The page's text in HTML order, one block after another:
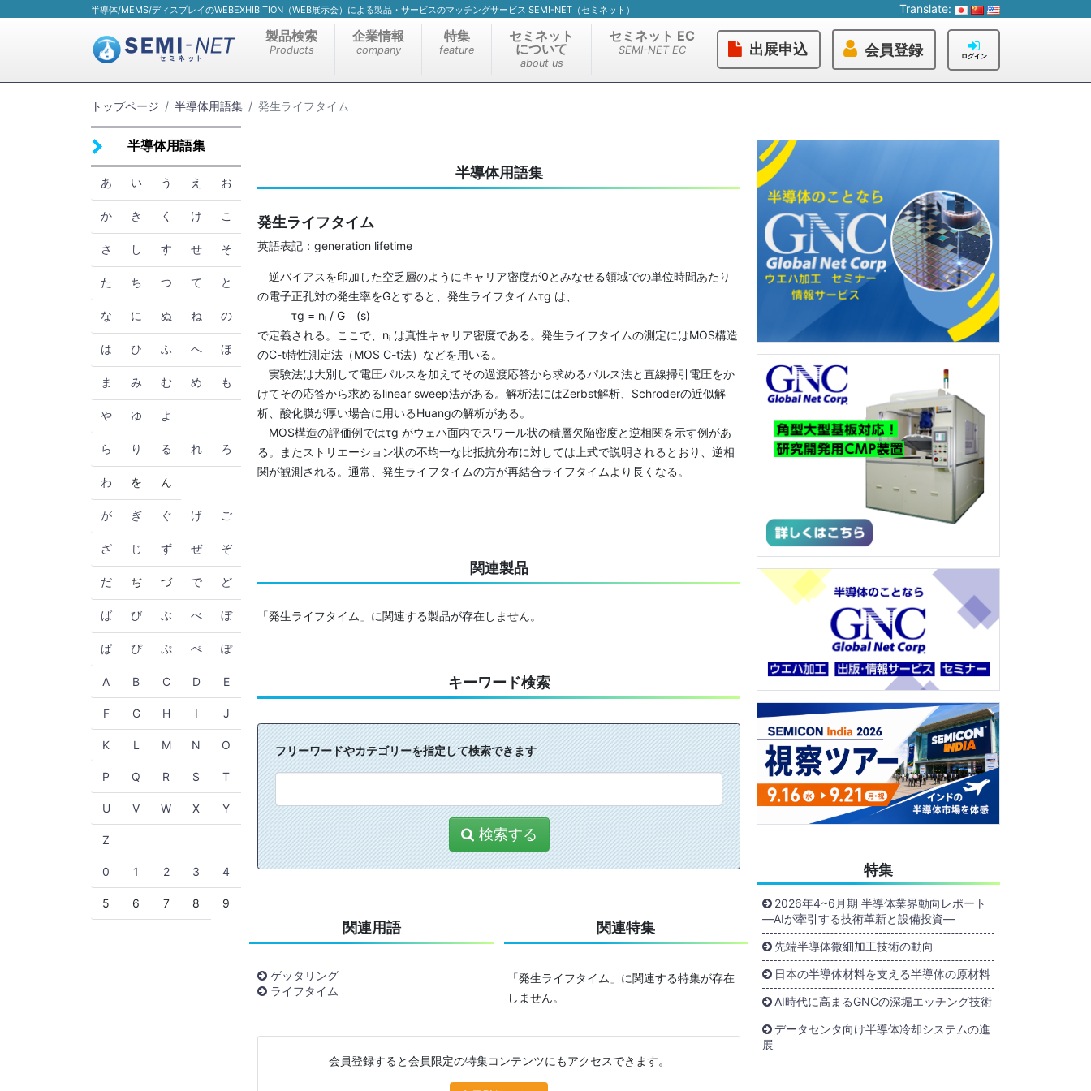
半導体/MEMS/ディスプレイのWEBEXHIBITION（WEB展示会）による製品・サービスのマッチングサービス SEMI-NET（セミネット） Translate:
製品検索
Products
企業情報
company
特集
feature
セミネット
について
about us
セミネット EC
SEMI-NET EC 出展申込 会員登録 ログイン
トップページ 半導体用語集 発生ライフタイム
半導体用語集
あ い う え お
か き く け こ
さ し す せ そ
た ち つ て と
な に ぬ ね の
は ひ ふ へ ほ
ま み む め も
や ゆ よ
ら り る れ ろ
わ を ん
が ぎ ぐ げ ご
ざ じ ず ぜ ぞ
だ ぢ づ で ど
ば び ぶ べ ぼ
ぱ ぴ ぷ ぺ ぽ
A B C D E
F G H I J
K L M N O
P Q R S T
U V W X Y
Z
0 1 2 3 4
5 6 7 8 9
半導体用語集
発生ライフタイム
英語表記：generation lifetime
逆バイアスを印加した空乏層のようにキャリア密度が0とみなせる領域での単位時間あたり
の電子正孔対の発生率をGとすると、発生ライフタイムτg は、
τg = nᵢ / G (s)
で定義される。ここで、nᵢ は真性キャリア密度である。発生ライフタイムの測定にはMOS構造
のC-t特性測定法（MOS C-t法）などを用いる。
実験法は大別して電圧パルスを加えてその過渡応答から求めるパルス法と直線掃引電圧をか
けてその応答から求めるlinear sweep法がある。解析法にはZerbst解析、Schroderの近似解
析、酸化膜が厚い場合に用いるHuangの解析がある。
MOS構造の評価例ではτg がウェハ面内でスワール状の積層欠陥密度と逆相関を示す例があ
る。またストリエーション状の不均一な比抵抗分布に対しては上式で説明されるとおり、逆相
関が観測される。通常、発生ライフタイムの方が再結合ライフタイムより長くなる。
関連製品
「発生ライフタイム」に関連する製品が存在しません。
キーワード検索
フリーワードやカテゴリーを指定して検索できます
検索する
関連用語 関連特集
ゲッタリング
ライフタイム
「発生ライフタイム」に関連する特集が存在
しません。
会員登録すると会員限定の特集コンテンツにもアクセスできます。
特集
2026年4~6月期 半導体業界動向レポート
―AIが牽引する技術革新と設備投資―
先端半導体微細加工技術の動向
日本の半導体材料を支える半導体の原材料
AI時代に高まるGNCの深堀エッチング技術
データセンタ向け半導体冷却システムの進
展